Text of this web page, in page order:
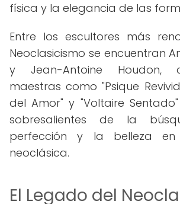
física y la elegancia de las
Entre los escultores más
Neoclasicismo se encuentran
y Jean-Antoine Houdon,
maestras como "Psique
del Amor" y "Voltaire
sobresalientes de la
perfección y la belleza en
neoclásica.
El Legado del